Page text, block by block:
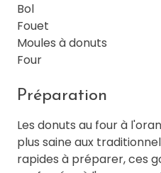
Bol
Fouet
Moules à donuts
Four
Préparation
Les donuts au four à
plus saine aux
rapides à préparer, ces